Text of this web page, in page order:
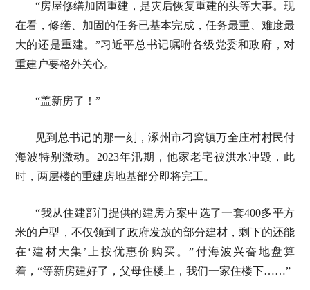
“房屋修缮加固重建，是灾后恢复重建的头等大事。现
在看，修缮、加固的任务已基本完成，任务最重、难度最
大的还是重建。”习近平总书记嘱咐各级党委和政府，对
重建户要格外关心。
“盖新房了！”
见到总书记的那一刻，涿州市刁窝镇万全庄村村民付
海波特别激动。2023年汛期，他家老宅被洪水冲毁，此
时，两层楼的重建房地基部分即将完工。
“我从住建部门提供的建房方案中选了一套400多平方
米的户型，不仅领到了政府发放的部分建材，剩下的还能
在‘建材大集’上按优惠价购买。”付海波兴奋地盘算
着，“等新房建好了，父母住楼上，我们一家住楼下……”